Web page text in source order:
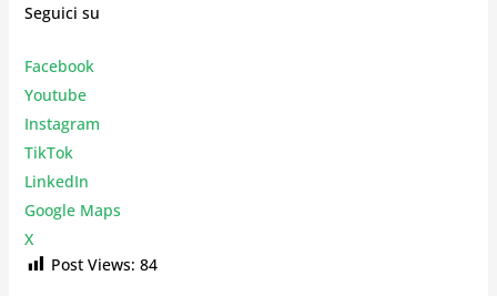
Seguici su
Facebook
Youtube
Instagram
TikTok
LinkedIn
Google Maps
X
Post Views: 84